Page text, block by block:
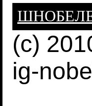
(c)
ig-